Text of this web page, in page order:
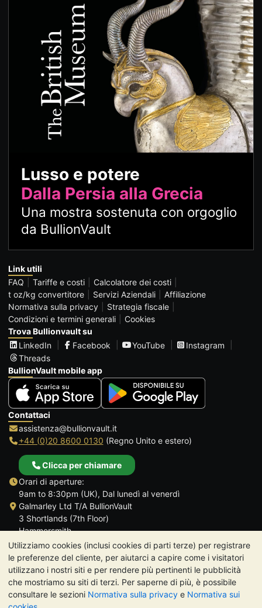
Utilizziamo cookies (inclusi cookies di parti terze) per registrare
le preferenze del cliente, per aiutarci a capire come i visitatori
utilizzano i nostri siti e per rendere più pertinenti le pubblicità
che mostriamo su siti di terzi. Per saperne di più, è possibile
consultare le sezioni Normativa sulla privacy e Normativa sui
Lusso e potere
Dalla Persia alla Grecia
Una mostra sostenuta con orgoglio
da BullionVault
Link utili
FAQ
Tariffe e costi
Calcolatore dei costi
t oz/kg convertitore
Servizi Aziendali
Affiliazione
Normativa sulla privacy
Strategia fiscale
Condizioni e termini generali
Cookies
Trova Bullionvault su
LinkedIn
Facebook YouTube
Instagram
Threads
BullionVault mobile app
Contattaci
assistenza@bullionvault.it
+44 (0)20 8600 0130 (Regno Unito e estero)
Clicca per chiamare
Orari di aperture:
9am to 8:30pm (UK), Dal lunedì al venerdì
Galmarley Ltd T/A BullionVault
3 Shortlands (7th Floor)
Hammersmith
Londra
W6 8DA
Regno Unito